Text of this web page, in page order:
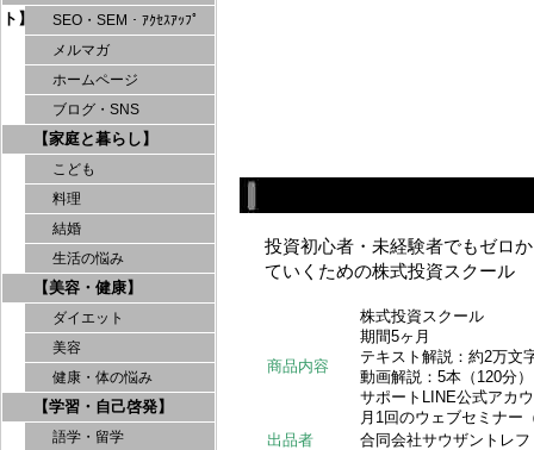
ト】
SEO・SEM・ｱｸｾｽｱｯﾌﾟ
メルマガ
ホームページ
ブログ・SNS
【家庭と暮らし】
こども
料理
結婚
生活の悩み
【美容・健康】
ダイエット
美容
健康・体の悩み
【学習・自己啓発】
語学・留学
投資初心者・未経験者でもゼロ
ていくための株式投資スクール
商品内容
株式投資スクール
期間5ヶ月
テキスト解説：約2万文
動画解説：5本（120分）
サポートLINE公式アカ
月1回のウェブセミナー
出品者
合同会社サウザントレフ